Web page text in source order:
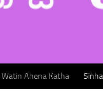
Ahena Katha